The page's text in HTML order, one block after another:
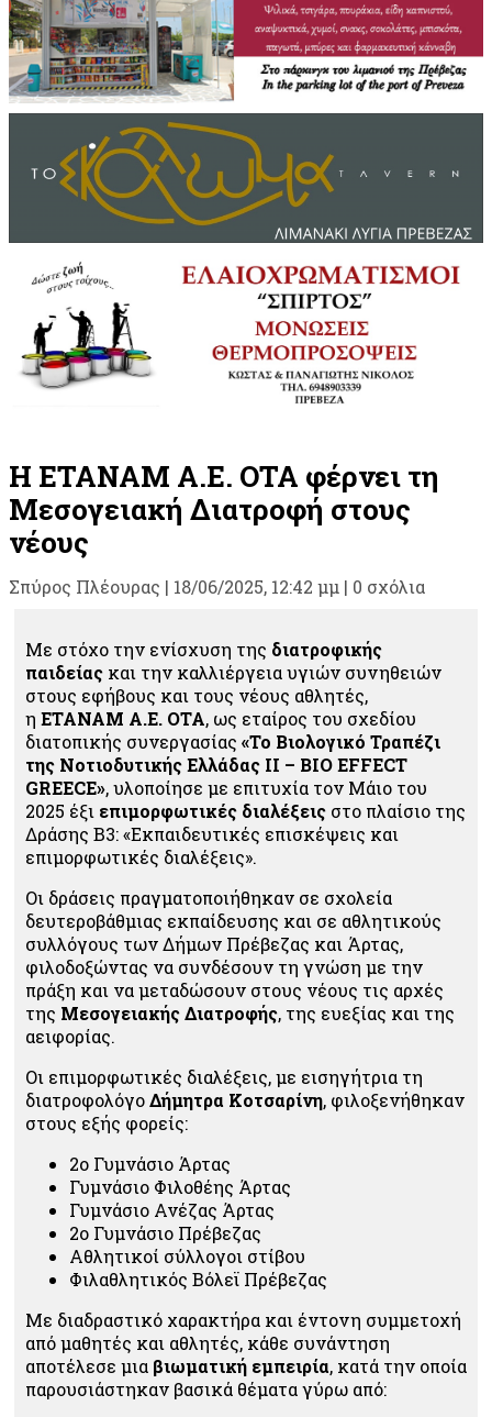
Η ΕΤΑΝΑΜ Α.Ε. ΟΤΑ φέρνει τη
Μεσογειακή Διατροφή στους
νέους
Σπύρος Πλέουρας | 18/06/2025, 12:42 μμ | 0 σχόλια
Με στόχο την ενίσχυση της διατροφικής
παιδείας και την καλλιέργεια υγιών συνηθειών
στους εφήβους και τους νέους αθλητές,
η ΕΤΑΝΑΜ Α.Ε. ΟΤΑ, ως εταίρος του σχεδίου
διατοπικής συνεργασίας «Το Βιολογικό Τραπέζι
της Νοτιοδυτικής Ελλάδας ΙΙ – BIO EFFECT
GREECE», υλοποίησε με επιτυχία τον Μάιο του
2025 έξι επιμορφωτικές διαλέξεις στο πλαίσιο της
Δράσης Β3: «Εκπαιδευτικές επισκέψεις και
επιμορφωτικές διαλέξεις».
Οι δράσεις πραγματοποιήθηκαν σε σχολεία
δευτεροβάθμιας εκπαίδευσης και σε αθλητικούς
συλλόγους των Δήμων Πρέβεζας και Άρτας,
φιλοδοξώντας να συνδέσουν τη γνώση με την
πράξη και να μεταδώσουν στους νέους τις αρχές
της Μεσογειακής Διατροφής, της ευεξίας και της
αειφορίας.
Οι επιμορφωτικές διαλέξεις, με εισηγήτρια τη
διατροφολόγοΔήμητρα Κοτσαρίνη, φιλοξενήθηκαν
στους εξής φορείς:
2ο Γυμνάσιο Άρτας
Γυμνάσιο Φιλοθέης Άρτας
Γυμνάσιο Ανέζας Άρτας
2ο Γυμνάσιο Πρέβεζας
Αθλητικοί σύλλογοι στίβου
Φιλαθλητικός Βόλεϊ Πρέβεζας
Με διαδραστικό χαρακτήρα και έντονη συμμετοχή
από μαθητές και αθλητές, κάθε συνάντηση
αποτέλεσε μια βιωματική εμπειρία, κατά την οποία
παρουσιάστηκαν βασικά θέματα γύρω από: